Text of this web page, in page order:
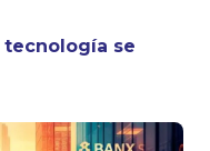
tecnología se